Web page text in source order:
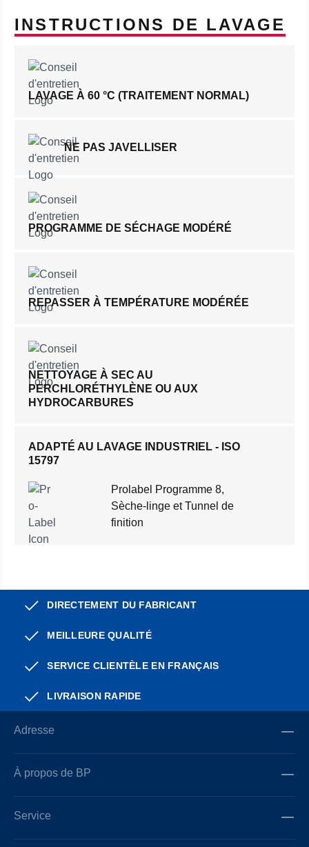
INSTRUCTIONS DE LAVAGE
LAVAGE À 60 °C (TRAITEMENT NORMAL)
NE PAS JAVELLISER
PROGRAMME DE SÉCHAGE MODÉRÉ
REPASSER À TEMPÉRATURE MODÉRÉE
NETTOYAGE À SEC AU
PERCHLORÉTHYLÈNE OU AUX
HYDROCARBURES
ADAPTÉ AU LAVAGE INDUSTRIEL - ISO
15797
Prolabel Programme 8,
Sèche-linge et Tunnel de
finition
DIRECTEMENT DU FABRICANT
MEILLEURE QUALITÉ
SERVICE CLIENTÈLE EN FRANÇAIS
LIVRAISON RAPIDE
Adresse
À propos de BP
Service